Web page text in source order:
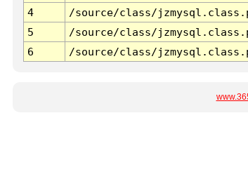
4
/source/class/
5
/source/class/
6
/source/class/